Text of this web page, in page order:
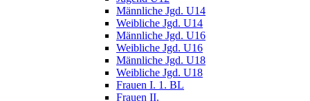
Männliche Jgd. U14
Weibliche Jgd. U14
Männliche Jgd. U16
Weibliche Jgd. U16
Männliche Jgd. U18
Weibliche Jgd. U18
Frauen I. 1. BL
Frauen II.